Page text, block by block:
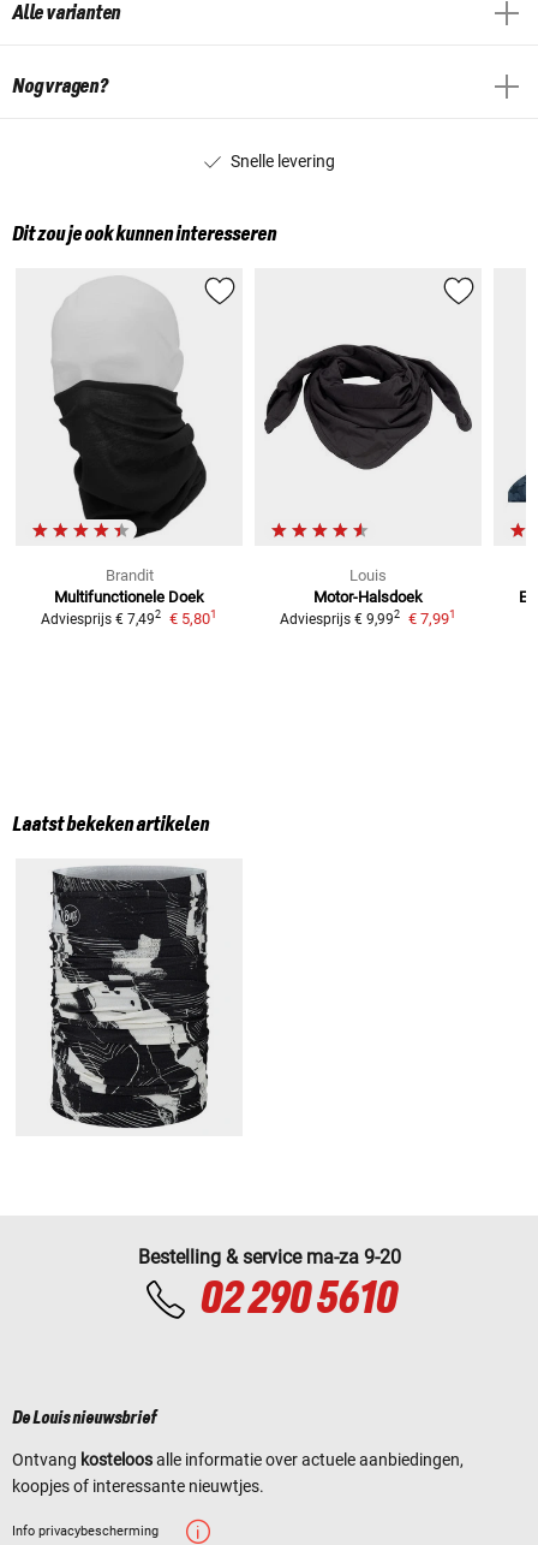
Alle varianten
Nog vragen?
Snelle levering
Dit zou je ook kunnen interesseren
Brandit
Multifunctionele Doek
Adviesprijs € 7,492 € 5,801
Louis
Motor-Halsdoek
Adviesprijs € 9,992 € 7,991
E-
Laatst bekeken artikelen
Bestelling & service ma-za 9-20
02 290 5610
De Louis nieuwsbrief
Ontvang kosteloosalle informatie over actuele aanbiedingen,
koopjes of interessante nieuwtjes.
Info privacybescherming